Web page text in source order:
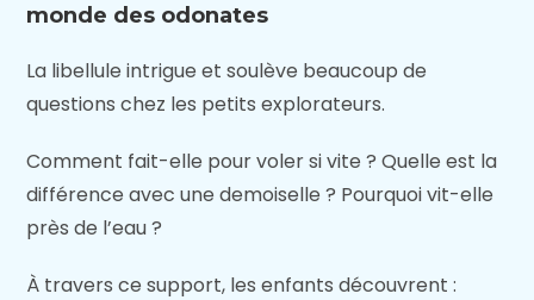
monde des odonates
La libellule intrigue et soulève beaucoup de
questions chez les petits explorateurs.
Comment fait-elle pour voler si vite ? Quelle est la
différence avec une demoiselle ? Pourquoi vit-elle
près de l’eau ?
À travers ce support, les enfants découvrent :